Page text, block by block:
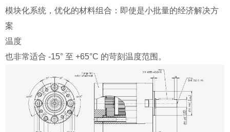
模块化系统，优化的材料组合：即使是小批量的经济解决方
案
温度
也非常适合 -15° 至 +65°C 的苛刻温度范围。